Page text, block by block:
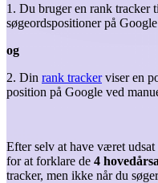
1. Du bruger en rank tracker
søgeordspositioner på Google
og
2. Din rank trackerviser en
position på Google ved
Efter selv at have været
for at forklare de 4
tracker, men ikke når du